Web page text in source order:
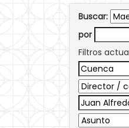
Buscar:
por
Filtros